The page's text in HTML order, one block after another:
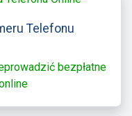
Telefonu
bezpłatne